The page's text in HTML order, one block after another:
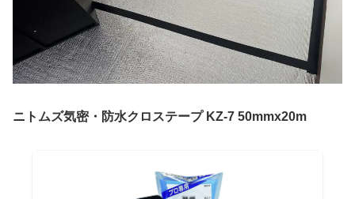
ニトムズ気密・防水クロステープ KZ-7 50mmx20m